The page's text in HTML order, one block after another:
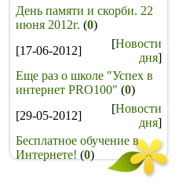
День памяти и скорби. 22
июня 2012г. (0)
[17-06-2012]
[Новости
дня]
Еще раз о школе "Успех в
интернет PRO100" (0)
[29-05-2012]
[Новости
дня]
Бесплатное обучение в
Интернете! (0)